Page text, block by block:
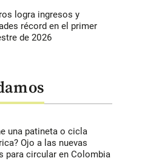
logra ingresos y
récord en el primer
de 2026
una patineta o cicla
Ojo a las nuevas
para circular en Colombia